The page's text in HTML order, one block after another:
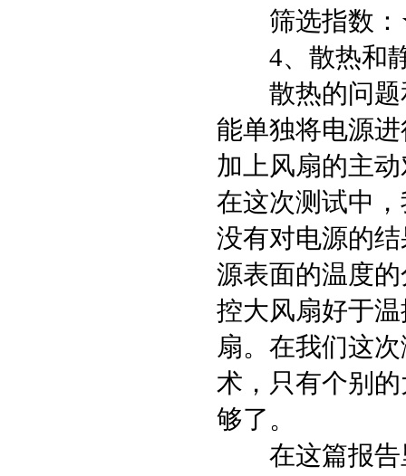
筛选指数
4、散热和静
散热的问题
能单独将电源
加上风扇的主
在这次测试中
没有对电源的
源表面的温度
控大风扇好于
扇。在我们这
术，只有个别
够了。
在这篇报告